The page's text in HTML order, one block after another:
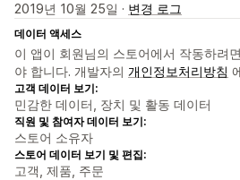
2019년 10월 25일 · 변경 로그
데이터 액세스
이 앱이 회원님의 스토어에서 작동하려
야 합니다. 개발자의 개인정보처리방침
고객 데이터 보기:
민감한 데이터, 장치 및 활동 데이터
직원 및 참여자 데이터 보기:
스토어 소유자
스토어 데이터 보기 및 편집:
고객, 제품, 주문